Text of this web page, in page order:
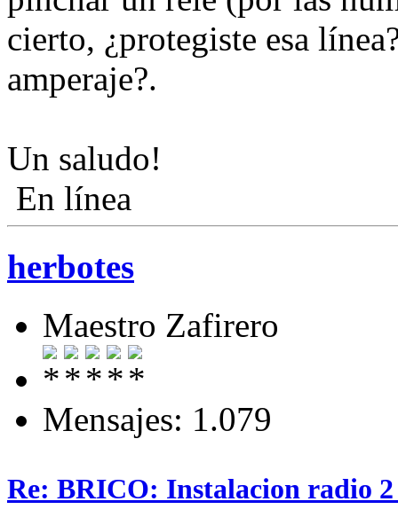
cierto, ¿protegiste esa
amperaje?.
Un saludo!
En línea
herbotes
Maestro Zafirero
Mensajes: 1.079
Re: BRICO: Instalacion radio